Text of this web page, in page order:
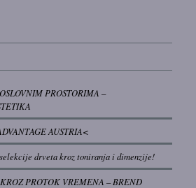
PROSTORIMA –
AUSTRIA<
drveta kroz toniranja i dimenzije!
PROTOK VREMENA – BREND